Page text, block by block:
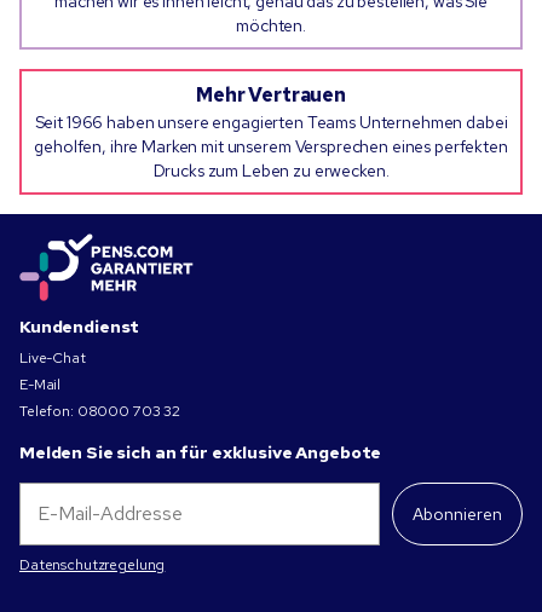
möchten.
Mehr Vertrauen
Seit 1966 haben unsere engagierten Teams Unternehmen dabei
geholfen, ihre Marken mit unserem Versprechen eines perfekten
Drucks zum Leben zu erwecken.
Kundendienst
Live-Chat
E-Mail
Telefon: 08000 703 32
Melden Sie sich an für exklusive Angebote
Abonnieren
Datenschutzregelung